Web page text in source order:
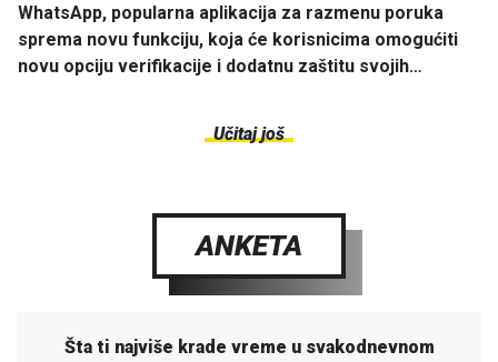
WhatsApp, popularna aplikacija za razmenu poruka
sprema novu funkciju, koja će korisnicima omogućiti
novu opciju verifikacije i dodatnu zaštitu svojih…
Učitaj još
ANKETA
Šta ti najviše krade vreme u svakodnevnom